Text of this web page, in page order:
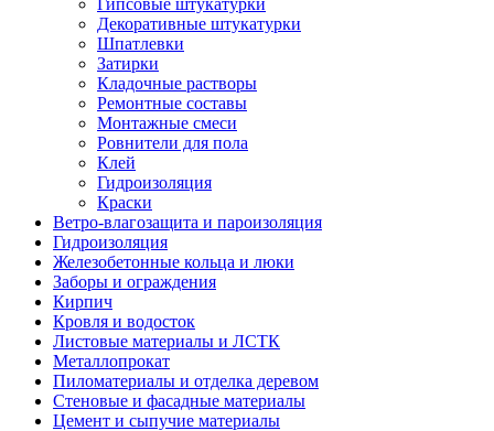
Гипсовые штукатурки
Декоративные штукатурки
Шпатлевки
Затирки
Кладочные растворы
Ремонтные составы
Монтажные смеси
Ровнители для пола
Клей
Гидроизоляция
Краски
Ветро-влагозащита и пароизоляция
Гидроизоляция
Железобетонные кольца и люки
Заборы и ограждения
Кирпич
Кровля и водосток
Листовые материалы и ЛСТК
Металлопрокат
Пиломатериалы и отделка деревом
Стеновые и фасадные материалы
Цемент и сыпучие материалы